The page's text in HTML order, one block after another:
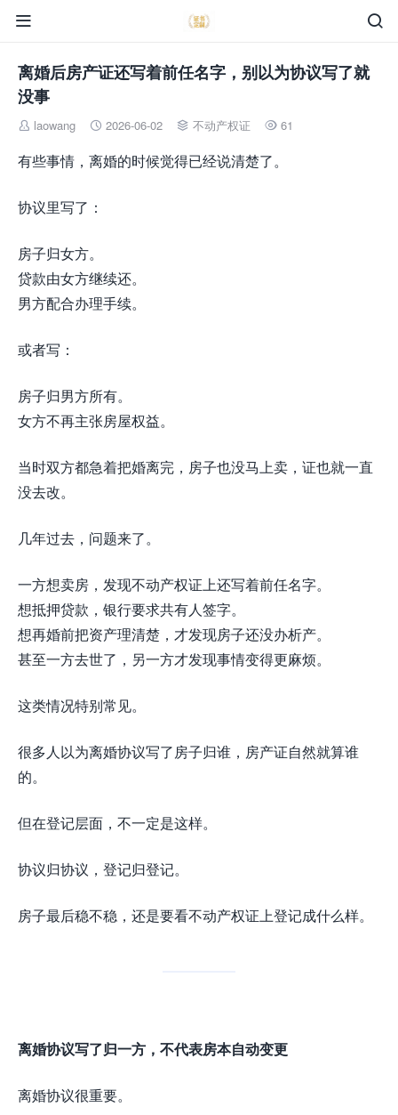


离婚后房产证还写着前任名字，别以为协议写了就
没事
 laowang  2026-06-02  不动产权证  61
有些事情，离婚的时候觉得已经说清楚了。
协议里写了：
房子归女方。
贷款由女方继续还。
男方配合办理手续。
或者写：
房子归男方所有。
女方不再主张房屋权益。
当时双方都急着把婚离完，房子也没马上卖，证也就一直
没去改。
几年过去，问题来了。
一方想卖房，发现不动产权证上还写着前任名字。
想抵押贷款，银行要求共有人签字。
想再婚前把资产理清楚，才发现房子还没办析产。
甚至一方去世了，另一方才发现事情变得更麻烦。
这类情况特别常见。
很多人以为离婚协议写了房子归谁，房产证自然就算谁
的。
但在登记层面，不一定是这样。
协议归协议，登记归登记。
房子最后稳不稳，还是要看不动产权证上登记成什么样。
离婚协议写了归一方，不代表房本自动变更
离婚协议很重要。